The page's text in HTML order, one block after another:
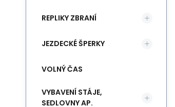
REPLIKY ZBRANÍ
JEZDECKÉ ŠPERKY
VOLNÝ ČAS
VYBAVENÍ STÁJE,
SEDLOVNY AP.